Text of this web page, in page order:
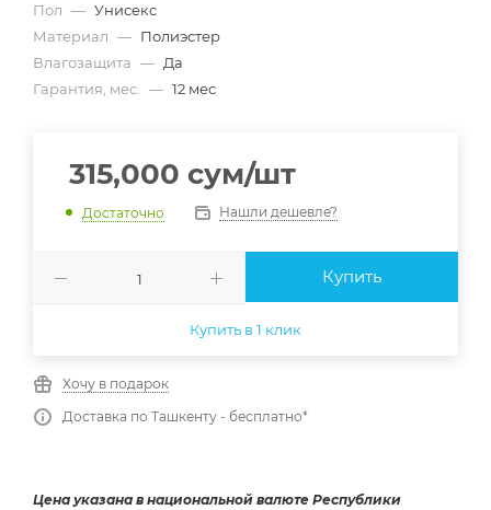
Пол — Унисекс
Материал — Полиэстер
Влагозащита — Да
Гарантия, мес. — 12 мес
315,000 сум/шт
Достаточно Нашли дешевле?
Купить
Купить в 1 клик
Хочу в подарок
Доставка по Ташкенту - бесплатно*
Цена указана в национальной валюте Республики